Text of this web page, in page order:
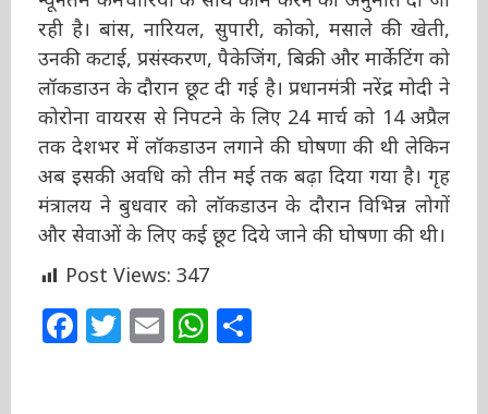
दौरान न्यूनतम कर्मचारियों के साथ काम करने की
अनुमति दी जा रही है। बांस, नारियल, सुपारी, कोको,
मसाले की खेती, उनकी कटाई, प्रसंस्करण, पैकेजिंग,
बिक्री और मार्केटिंग को लॉकडाउन के दौरान छूट दी गई
है। प्रधानमंत्री नरेंद्र मोदी ने कोरोना वायरस से निपटने के
लिए 24 मार्च को 14 अप्रैल तक देशभर में लॉकडाउन
लगाने की घोषणा की थी लेकिन अब इसकी अवधि को
तीन मई तक बढ़ा दिया गया है। गृह मंत्रालय ने बुधवार
को लॉकडाउन के दौरान विभिन्न लोगों और सेवाओं के
लिए कई छूट दिये जाने की घोषणा की थी।
Post Views: 347